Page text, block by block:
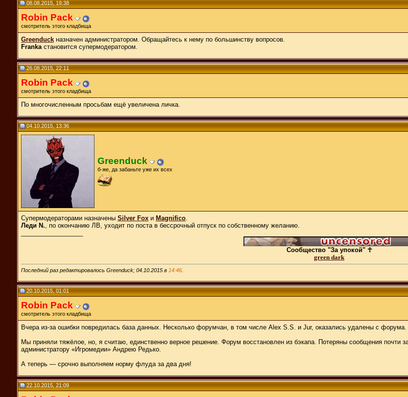
08.08.2015, 19:38
Robin Pack
смотритель этого кладбища
Greenduck назначен администратором. Обращайтесь к нему по большинству вопросов.
Franka становится супермодератором.
26.08.2015, 22:11
Robin Pack
смотритель этого кладбища
По многочисленным просьбам ещё увеличена личка.
04.10.2015, 13:36
Greenduck
б-же, да забаньте уже их всех
Супермодераторами назначены Silver Fox и Magnifico
Леди N. , по окончанию ЛВ, уходит по поста в бессрочный отпуск по собственному желанию.
Сообщество "За упокой" ☥
green dark
Последний раз редактировалось Greenduck; 04.10.2015 в 14:46
20.10.2015, 01:01
Robin Pack
смотритель этого кладбища
Вчера из-за ошибки повредилась база данных. Несколько форумчан, в том числе Alex S.S. и Jur, оказались удалены с форума.
Мы приняли тяжёлое, но, я считаю, единственно верное решение. Форум восстановлен из бэкапа. Потеряны сообщения почти
администратору «Игромедии» Андрею Редько.
А теперь — срочно выполняем норму флуда за два дня!
22.10.2015, 21:09